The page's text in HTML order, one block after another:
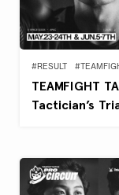
#RESULT
TEAMFIGHT
Tactician’s